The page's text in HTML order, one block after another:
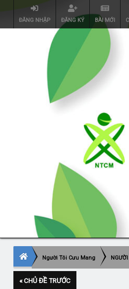
ĐĂNG NHẬP ĐĂNG KÝ BÀI MỚI
Người Tôi Cưu Mang
« CHỦ ĐỀ TRƯỚC